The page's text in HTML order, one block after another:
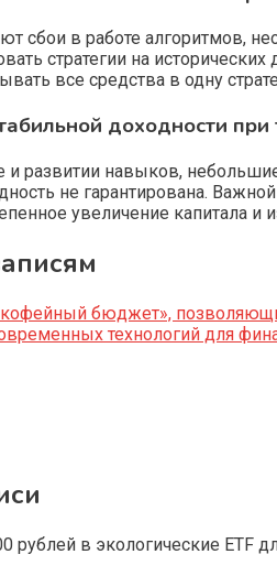
сбои в работе алгоритмов,
стратегии на
все средства в одну
доходности
развитии навыков,
не гарантирована.
увеличение капитала и
бюджет»,
технологий для